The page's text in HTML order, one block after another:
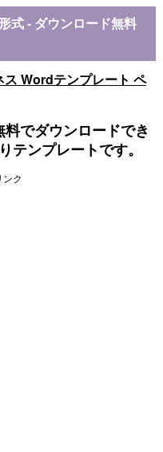
式 - ダウンロード無料
ス Wordテンプレート ペ
でダウンロードでき
テンプレートです。
ンク